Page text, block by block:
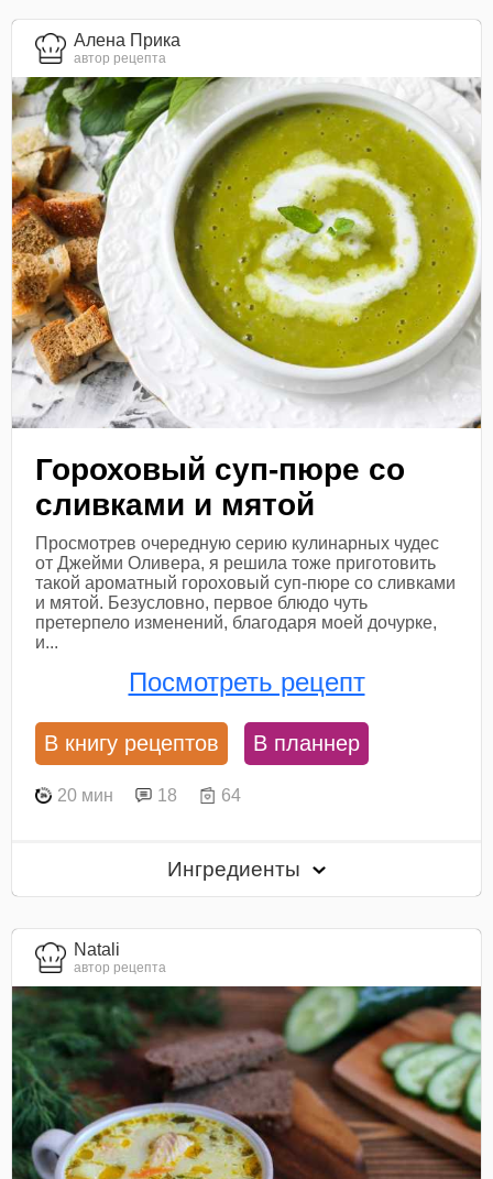
Алена Прика
автор рецепта
Гороховый суп-пюре со
сливками и мятой
Просмотрев очередную серию кулинарных чудес
от Джейми Оливера, я решила тоже приготовить
такой ароматный гороховый суп-пюре со сливками
и мятой. Безусловно, первое блюдо чуть
претерпело изменений, благодаря моей дочурке,
и...
Посмотреть рецепт
В книгу рецептов В планнер
20 мин 18 64
Ингредиенты
Natali
автор рецепта